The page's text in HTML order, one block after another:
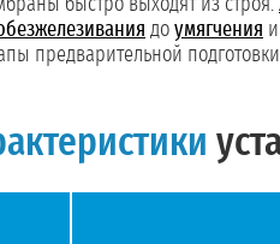
быстро выходят из строя.
до умягчения
предварительной